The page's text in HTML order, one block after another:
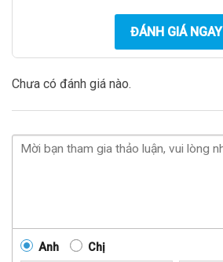
ĐÁNH GIÁ NGAY
Chưa có đánh giá nào.
Anh Chị